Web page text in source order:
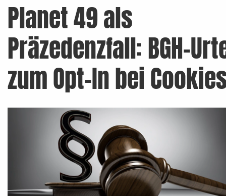
Planet 49 als
Präzedenzfall: BGH-
zum Opt-In bei